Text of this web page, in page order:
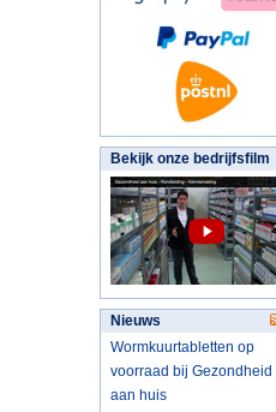
Bekijk onze bedrijfsfilm
Nieuws
Wormkuurtabletten op
voorraad bij Gezondheid
aan huis